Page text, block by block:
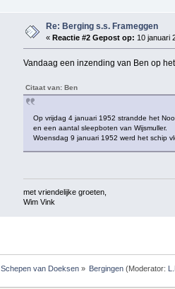
Re: Berging s.s. Frameggen
«Reactie #2 Gepost op: 10 januari
Vandaag een inzending van Ben op
Citaat van: Ben
Op vrijdag 4 januari 1952 strandde het
en een aantal sleepboten van Wijsmuller.
Woensdag 9 januari 1952 werd het schip
met vriendelijke groeten,
Wim Vink
Schepen van Doeksen» Bergingen (Moderator: